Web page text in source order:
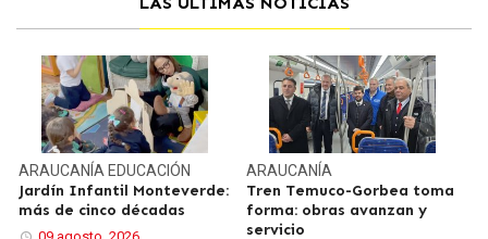
ARAUCANÍA EDUCACIÓN
Jardín Infantil Monteverde:
más de cinco décadas
ARAUCANÍA
Tren Temuco-Gorbea toma
forma: obras avanzan y
servicio